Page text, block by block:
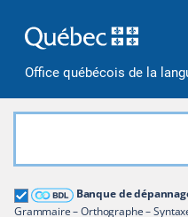
Office québécois de la
Banque de
Grammaire – Orthographe –
Grand dictionnaire
Restreindre aux termes